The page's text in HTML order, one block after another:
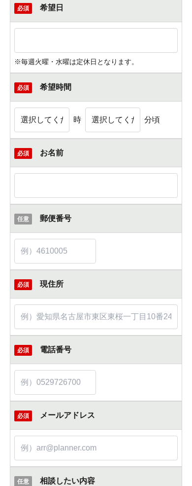
必須 希望日
※毎週火曜・水曜は定休日となります。
必須 希望時間
時 分頃
必須 お名前
任意 郵便番号
必須 現住所
必須 電話番号
必須 メールアドレス
任意 相談したい内容